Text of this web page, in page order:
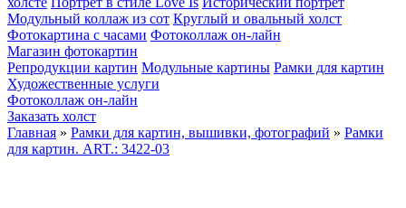
Модульный коллаж из сот Круглый и овальный холст
Фотокартина с часами Фотоколлаж он-лайн
Магазин фотокартин
Репродукции картин Модульные картины Рамки для картин
Художественные услуги
Фотоколлаж он-лайн
Заказать холст
Главная » Рамки для картин, вышивки, фотографий » Рамки
для картин. ART.: 3422-03